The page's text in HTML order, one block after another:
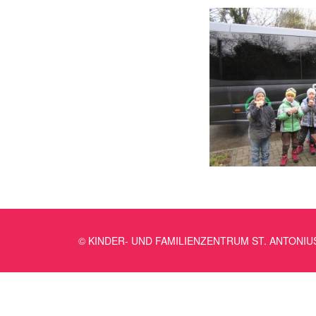
© KINDER- UND FAMILIENZENTRUM ST.